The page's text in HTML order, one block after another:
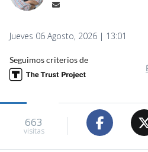
Jueves 06 Agosto, 2026 | 13:01
Seguimos criterios de
663
visitas